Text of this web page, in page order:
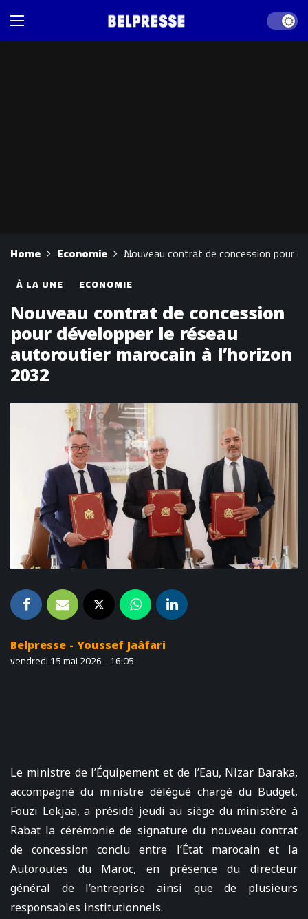
Dark
Home Economie Nouveau contrat de concession pour
À LA UNE ECONOMIE
Nouveau contrat de concession
pour développer le réseau
autoroutier marocain à l’horizon
2032
Belpresse - Youssef Jaâfari
vendredi 15 mai 2026 - 16:05
Le ministre de l’Équipement et de l’Eau, Nizar Baraka,
accompagné du ministre délégué chargé du Budget,
Fouzi Lekjaa, a présidé jeudi au siège du ministère à
Rabat la cérémonie de signature du nouveau contrat
de concession conclu entre l’État marocain et la
Autoroutes du Maroc, en présence du directeur
général de l’entreprise ainsi que de plusieurs
responsables institutionnels.